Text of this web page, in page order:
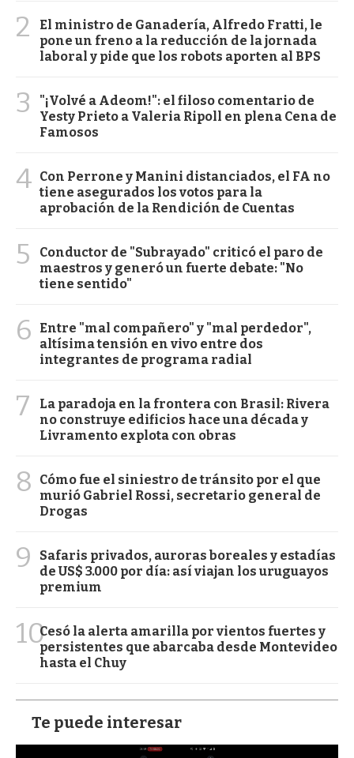
2
El ministro de Ganadería, Alfredo Fratti, le
pone un freno a la reducción de la jornada
laboral y pide que los robots aporten al BPS
3
"¡Volvé a Adeom!": el filoso comentario de
Yesty Prieto a Valeria Ripoll en plena Cena de
Famosos
4 Con Perrone y Manini distanciados, el FA no
tiene asegurados los votos para la
aprobación de la Rendición de Cuentas
5
Conductor de "Subrayado" criticó el paro de
maestros y generó un fuerte debate: "No
tiene sentido"
6
Entre "mal compañero" y "mal perdedor",
altísima tensión en vivo entre dos
integrantes de programa radial
7
La paradoja en la frontera con Brasil: Rivera
no construye edificios hace una década y
Livramento explota con obras
8
Cómo fue el siniestro de tránsito por el que
murió Gabriel Rossi, secretario general de
Drogas
9
Safaris privados, auroras boreales y estadías
de US$ 3.000 por día: así viajan los uruguayos
premium
10Cesó la alerta amarilla por vientos fuertes y
persistentes que abarcaba desde Montevideo
hasta el Chuy
Te puede interesar